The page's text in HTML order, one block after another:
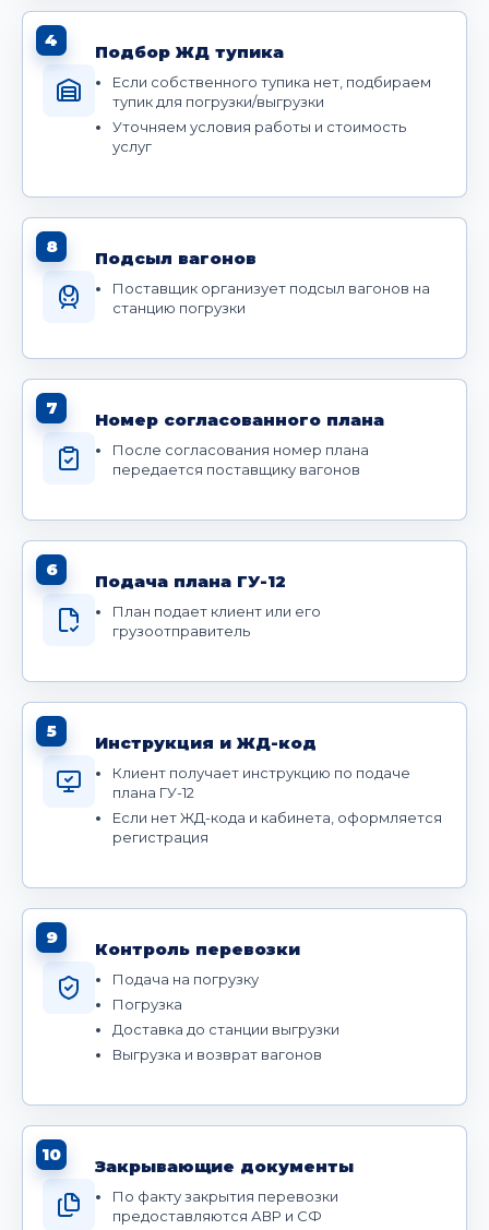
4
Подбор ЖД тупика
Если собственного тупика нет, подбираем
тупик для погрузки/выгрузки
Уточняем условия работы и стоимость
услуг
8
Подсыл вагонов
Поставщик организует подсыл вагонов на
станцию погрузки
7
Номер согласованного плана
После согласования номер плана
передается поставщику вагонов
6
Подача плана ГУ-12
План подает клиент или его
грузоотправитель
5
Инструкция и ЖД-код
Клиент получает инструкцию по подаче
плана ГУ-12
Если нет ЖД-кода и кабинета, оформляется
регистрация
9
Контроль перевозки
Подача на погрузку
Погрузка
Доставка до станции выгрузки
Выгрузка и возврат вагонов
10
Закрывающие документы
По факту закрытия перевозки
предоставляются АВР и СФ